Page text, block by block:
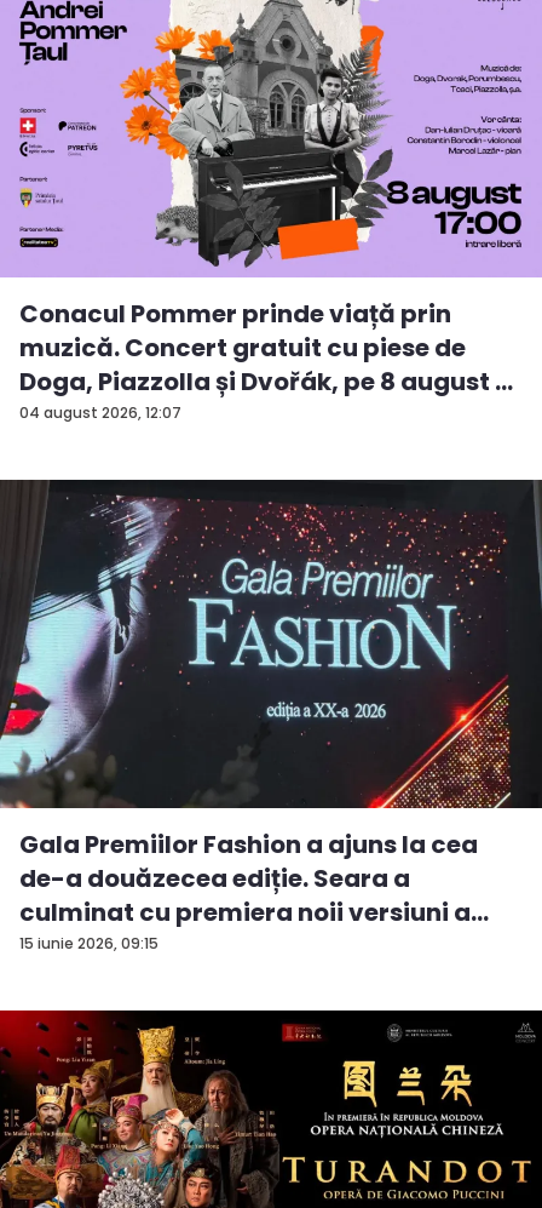
04 august 2026, 12:07
Conacul Pommer prinde viață prin
muzică. Concert gratuit cu piese de
Doga, Piazzolla și Dvořák, pe 8 august ...
15 iunie 2026, 09:15
Gala Premiilor Fashion a ajuns la cea
de-a douăzecea ediție. Seara a
culminat cu premiera noii versiuni a
pie...